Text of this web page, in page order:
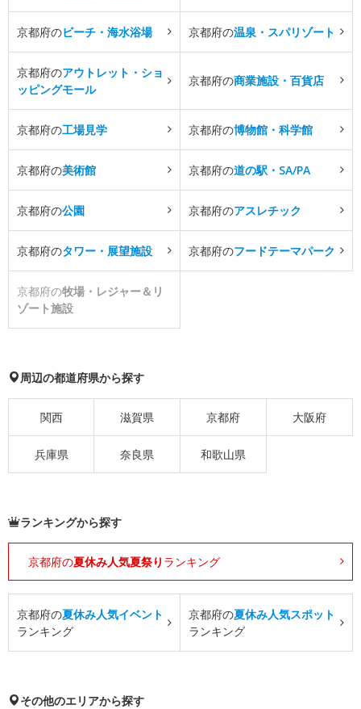
京都府のビーチ・海水浴場 京都府の温泉・スパリゾート
京都府のアウトレット・ショ
ッピングモール
京都府の商業施設・百貨店
京都府の工場見学 京都府の博物館・科学館
京都府の美術館 京都府の道の駅・SA/PA
京都府の公園 京都府のアスレチック
京都府のタワー・展望施設 京都府のフードテーマパーク
京都府の牧場・レジャー＆リ
ゾート施設
周辺の都道府県から探す
関西 滋賀県 京都府 大阪府
兵庫県 奈良県 和歌山県
ランキングから探す
京都府の夏休み人気夏祭り ランキング
京都府の夏休み人気イベント
ランキング
京都府の夏休み人気スポット
ランキング
その他のエリアから探す